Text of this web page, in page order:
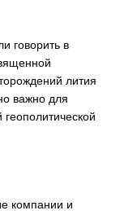
говорить в
лития
важно для
компании и